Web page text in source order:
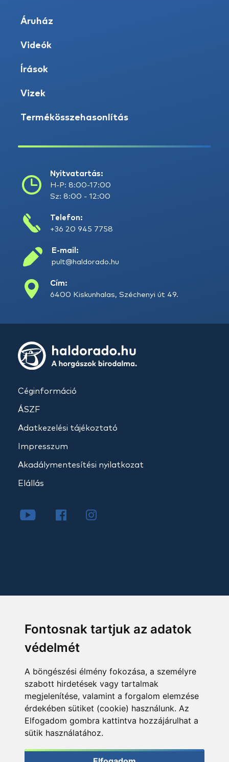
Fontosnak tartjuk az adatok
védelmét
A böngészési élmény fokozása, a személyre
szabott hirdetések vagy tartalmak
megjelenítése, valamint a forgalom elemzése
érdekében sütiket (cookie) használunk. Az
Elfogadom gombra kattintva hozzájárulhat a
sütik használatához.
Áruház
Videók
Írások
Vizek
Termékösszehasonlítás
Nyitvatartás:
H-P: 8:00-17:00
Sz: 8:00 - 12:00
Telefon:
+36 20 945 7758
E-mail:
pult@haldorado.hu
Cím:
6400 Kiskunhalas, Széchenyi út 49.
Céginformáció
ÁSZF
Adatkezelési tájékoztató
Impresszum
Akadálymentesítési nyilatkozat
Elállás